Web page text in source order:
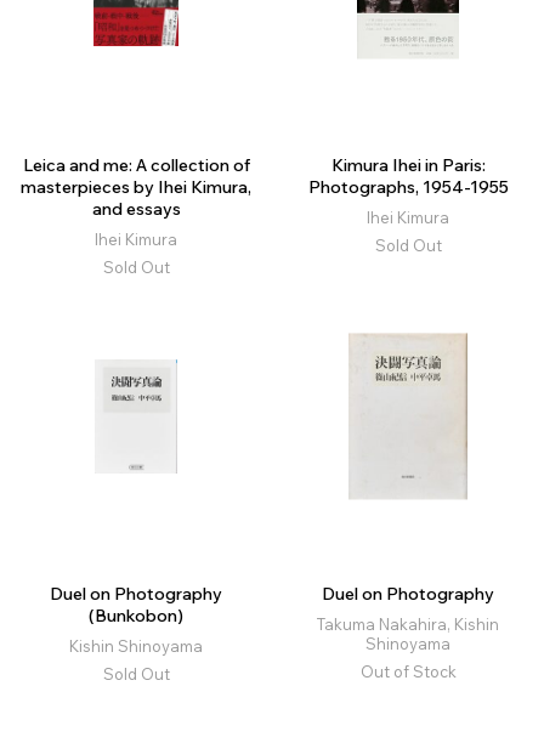
Leica and me: A collection of
masterpieces by Ihei Kimura,
and essays
Ihei Kimura
Sold Out
Kimura Ihei in Paris:
Photographs, 1954-1955
Ihei Kimura
Sold Out
Duel on Photography
(Bunkobon)
Kishin Shinoyama
Sold Out
Duel on Photography
Takuma Nakahira, Kishin
Shinoyama
Out of Stock